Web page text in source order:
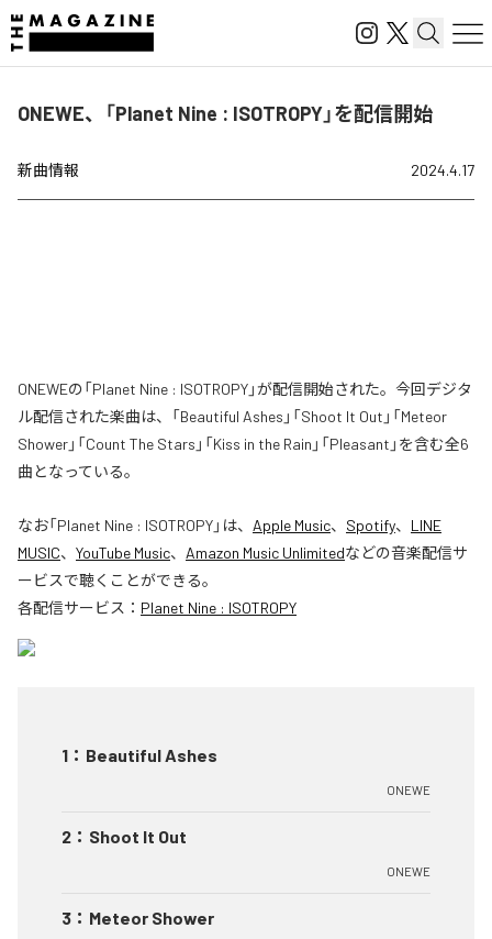
ONEWE、「Planet Nine : ISOTROPY」を配信開始
新曲情報 2024.4.17
ONEWEの「Planet Nine : ISOTROPY」が配信開始された。今回デジタ
ル配信された楽曲は、「Beautiful Ashes」「Shoot It Out」「Meteor
Shower」「Count The Stars」「Kiss in the Rain」「Pleasant」を含む全6
曲となっている。
なお「Planet Nine : ISOTROPY」は、 Apple Music、 Spotify、 LINE
MUSIC、 YouTube Music、 Amazon Music Unlimitedなどの音楽配信サ
ービスで聴くことができる。
各配信サービス： Planet Nine : ISOTROPY
1 ： Beautiful Ashes
ONEWE
2 ： Shoot It Out
ONEWE
3 ： Meteor Shower